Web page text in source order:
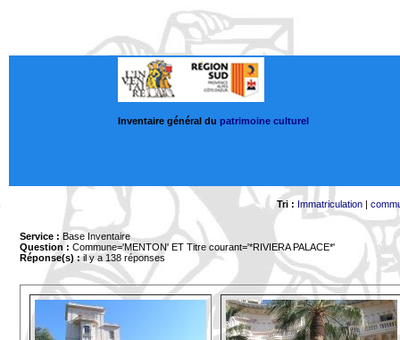
Inventaire général du patrimoine culturel
Tri : Immatriculation|
Service : Base Inventaire
Question : Commune='MENTON' ET Titre courant='*RIVIERA PALACE*'
Réponse(s) :il y a 138 réponses